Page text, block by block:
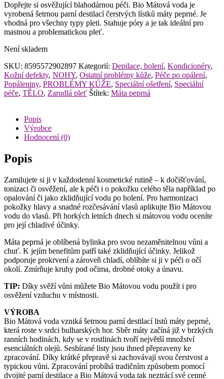
Dopřejte si osvěžující blahodárnou péči. Bio Mátová voda je
vyrobená šetrnou parní destilací čerstvých lístků máty peprné. Je
vhodná pro všechny typy pleti. Stahuje póry a je tak ideální pro
mastnou a problematickou pleť.
Není skladem
SKU: 8595572902897 Kategorií: Depilace, holení, Kondicionéry,
Kožní defekty, NOHY, Ostatní problémy kůže, Péče po opálení,
Popáleniny, PROBLÉMY KŮŽE, Speciální ošetření, Speciální
péče, TĚLO, Zarudlá pleť Štítek: Máta peprná
Popis
Výrobce
Hodnocení (0)
Popis
Zamilujete si ji v každodenní kosmetické rutině – k dočišťování,
tonizaci či osvěžení, ale k péči i o pokožku celého těla například po
opalování či jako zklidňující vodu po holení. Pro harmonizaci
pokožky hlavy a snadné rozčesávání vlasů aplikujte Bio Mátovou
vodu do vlasů. Při horkých letních dnech si mátovou vodu oceníte
pro její chladivé účinky.
Máta peprná je oblíbená bylinka pro svou nezaměnitelnou vůni a
chuť. K jejím benefitům patří také zklidňující účinky. Jelikož
podporuje prokrvení a zároveň chladí, oblíbíte si ji v péči o očí
okolí. Zmírňuje kruhy pod očima, drobné otoky a únavu.
TIP: Díky svěží vůni můžete Bio Mátovou vodu použít i pro
osvěžení vzduchu v místnosti.
VÝROBA
Bio Mátová voda vzniká šetrnou parní destilací listů máty peprné,
která roste v srdci bulharských hor. Sběr máty začíná již v brzkých
ranních hodinách, kdy se v rostlinách tvoří největší množství
esenciálních olejů. Sesbírané listy jsou ihned přepraveny ke
zpracování. Díky krátké přepravě si zachovávají svou čerstvost a
typickou vůni. Zpracování probíhá tradičním způsobem pomocí
dvojité parní destilace a Bio Mátová voda tak neztrácí své cenné